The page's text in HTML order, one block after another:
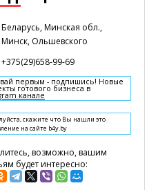
Беларусь, Минская обл.,
Минск, Ольшевского
+375(29)658-99-69
первым - подпишись! Новые
готового бизнеса в
канале
скажите что Вы нашли это
на сайте b4y.by
возможно, вашим
будет интересно: